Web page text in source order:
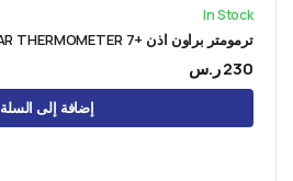
In Stock
ترمومتر براون اذن +BRAUN EAR THERMOMETER 7
230ر.س
إضافة إلى السلة